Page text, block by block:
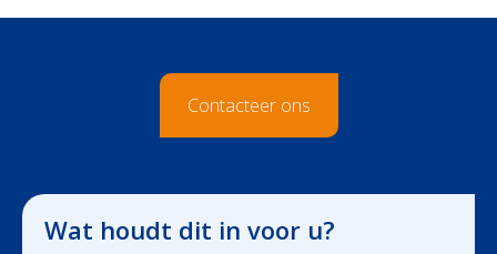
Polis Check
Uw pensioen
Uw bezittingen
Uw aansprakelijkheid
Uw financiën
Contacteer ons
Wat houdt dit in voor u?